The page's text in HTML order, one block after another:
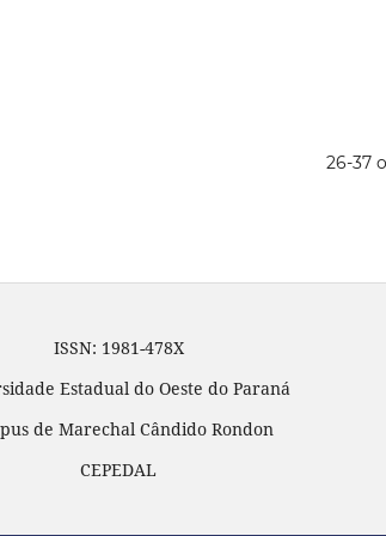
26-37
ISSN: 1981-478X
Estadual do Oeste do Paraná
de Marechal Cândido Rondon
CEPEDAL